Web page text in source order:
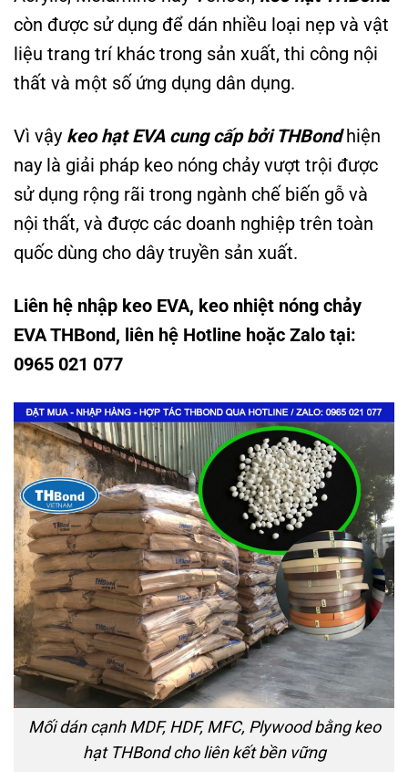
còn được sử dụng để dán nhiều loại nẹp và vật
liệu trang trí khác trong sản xuất, thi công nội
thất và một số ứng dụng dân dụng.
Vì vậy keo hạt EVA cung cấp bởi THBondhiện
nay là giải pháp keo nóng chảy vượt trội được
sử dụng rộng rãi trong ngành chế biến gỗ và
nội thất, và được các doanh nghiệp trên toàn
quốc dùng cho dây truyền sản xuất.
Liên hệ nhập keo EVA, keo nhiệt nóng chảy
EVA THBond, liên hệ Hotline hoặc Zalo tại:
0965 021 077
Mối dán cạnh MDF, HDF, MFC, Plywood bằng keo
hạt THBond cho liên kết bền vững